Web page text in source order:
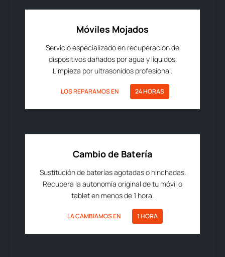
Móviles Mojados
Servicio especializado en recuperación de
dispositivos dañados por agua y líquidos.
Limpieza por ultrasonidos profesional.
LOS REPARAMOS EN 24 HORAS
Cambio de Batería
Sustitución de baterías agotadas o hinchadas.
Recupera la autonomía original de tu móvil o
tablet en menos de 1 hora.
LA CAMBIAMOS EN 1 HORA